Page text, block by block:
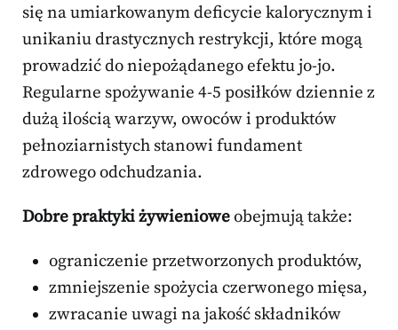
się na umiarkowanym deficycie kalorycznym i
unikaniu drastycznych restrykcji, które mogą
prowadzić do niepożądanego efektu jo-jo.
Regularne spożywanie 4-5 posiłków dziennie z
dużą ilością warzyw, owoców i produktów
pełnoziarnistych stanowi fundament
zdrowego odchudzania.
Dobre praktyki żywienioweobejmują także:
ograniczenie przetworzonych produktów,
zmniejszenie spożycia czerwonego mięsa,
zwracanie uwagi na jakość składników